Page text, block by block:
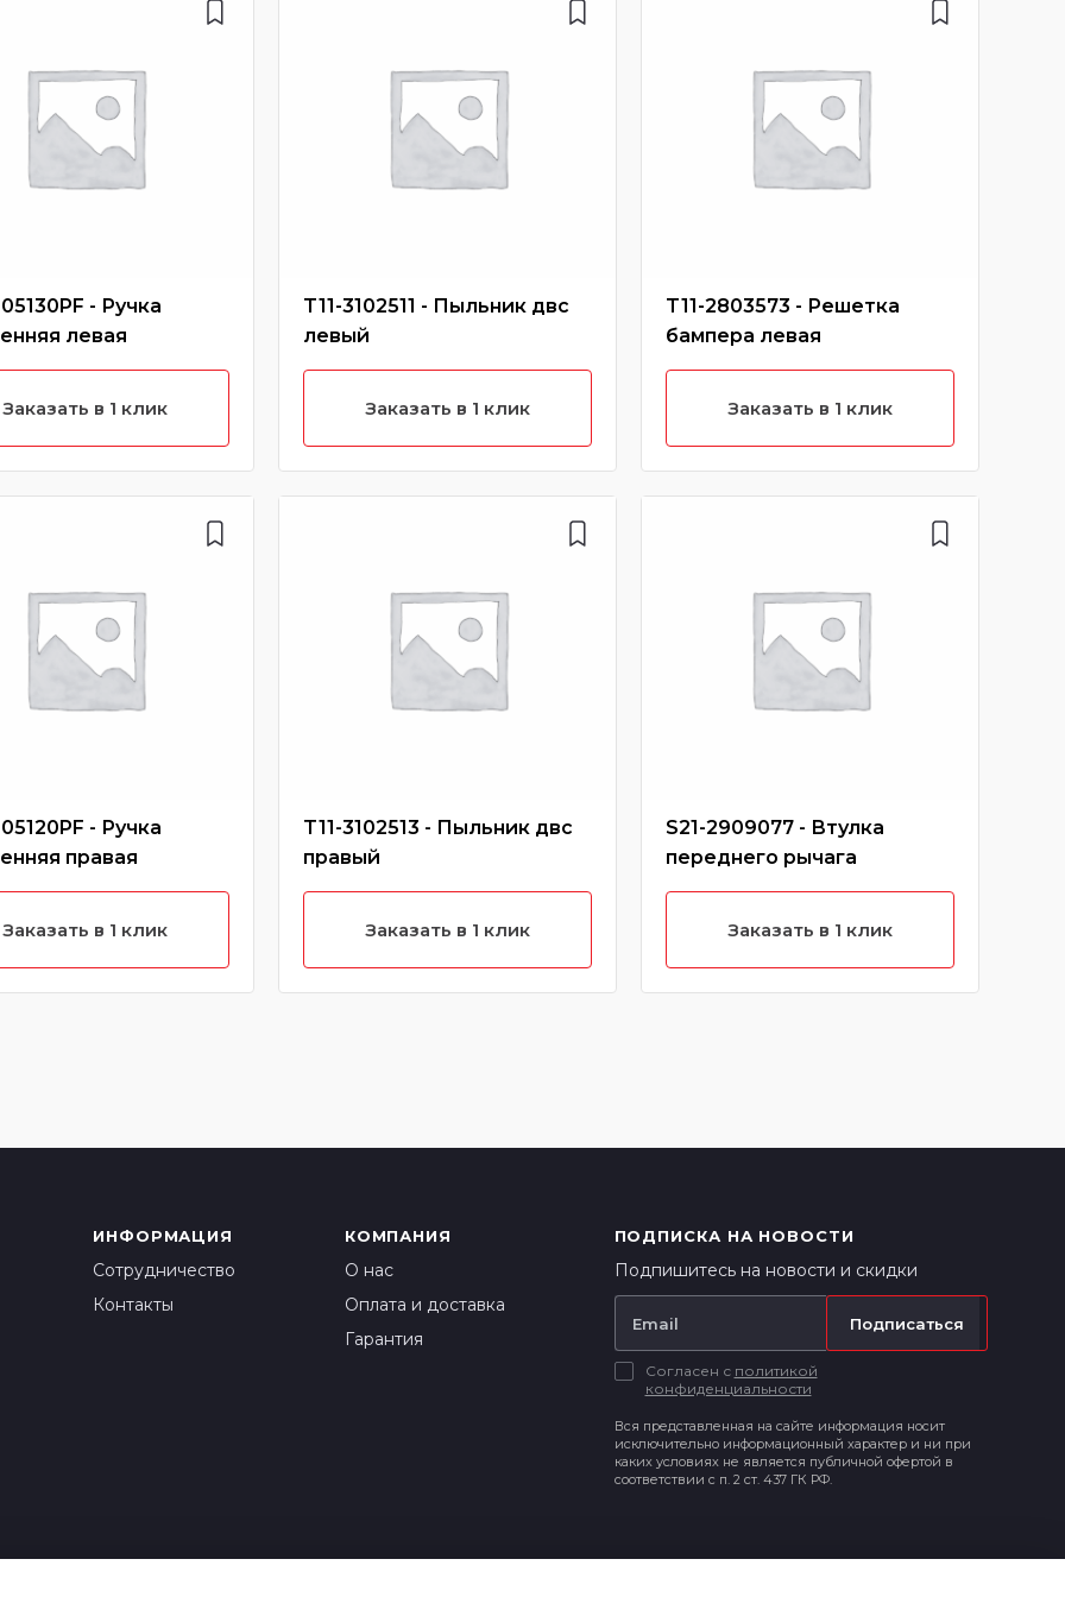
- Ручка
левая
Заказать в 1 клик
- Ручка
правая
Заказать в 1 клик
T11-3102511 - Пыльник двс
левый
Заказать в 1 клик
T11-3102513 - Пыльник двс
правый
Заказать в 1 клик
T11-2803573 - Решетка
бампера левая
Заказать в 1 клик
S21-2909077 - Втулка
переднего рычага
Заказать в 1 клик
ИНФОРМАЦИЯ
Сотрудничество
Контакты
КОМПАНИЯ
О нас
Оплата и доставка
Гарантия
ПОДПИСКА НА НОВОСТИ
Подпишитесь на новости и скидки
Подписаться
Согласен с политикой
конфиденциальности
Вся представленная на сайте информация носит
исключительно информационный характер и ни при
каких условиях не является публичной офертой в
соответствии с п. 2 ст. 437 ГК РФ.